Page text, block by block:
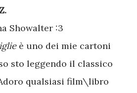
Showalter :3
è uno dei mie cartoni
sto leggendo il classico
qualsiasi film\libro